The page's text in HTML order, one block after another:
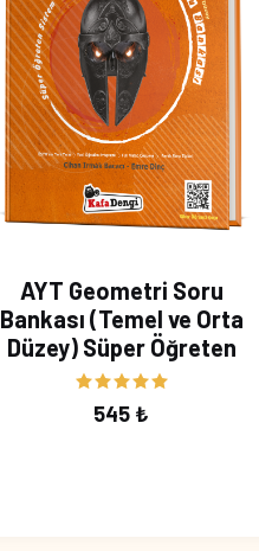
AYT Geometri Soru
Bankası (Temel ve Orta
Düzey) Süper Öğreten
545 ₺